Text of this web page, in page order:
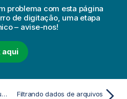
problema com esta página
de digitação, uma etapa
– avise-nos!
aqui
Adicionando dados manualmente Filtrando dados de arquivos